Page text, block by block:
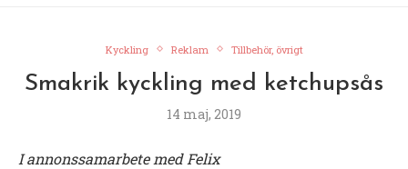
Kyckling Reklam Tillbehör, övrigt
Smakrik kyckling med ketchupsås
14 maj, 2019
I annonssamarbete med Felix